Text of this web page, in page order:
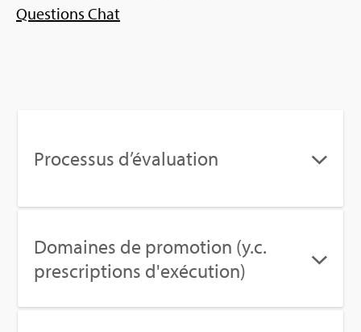
Ques­tions Chat
Pro­ces­sus d’éva­lua­tion
Domaines de pro­mo­tion (y.c.
pres­crip­tions d'exé­cu­tion)